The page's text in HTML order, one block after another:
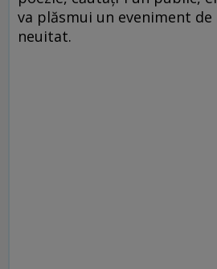
va plăsmui un eveniment de
neuitat.